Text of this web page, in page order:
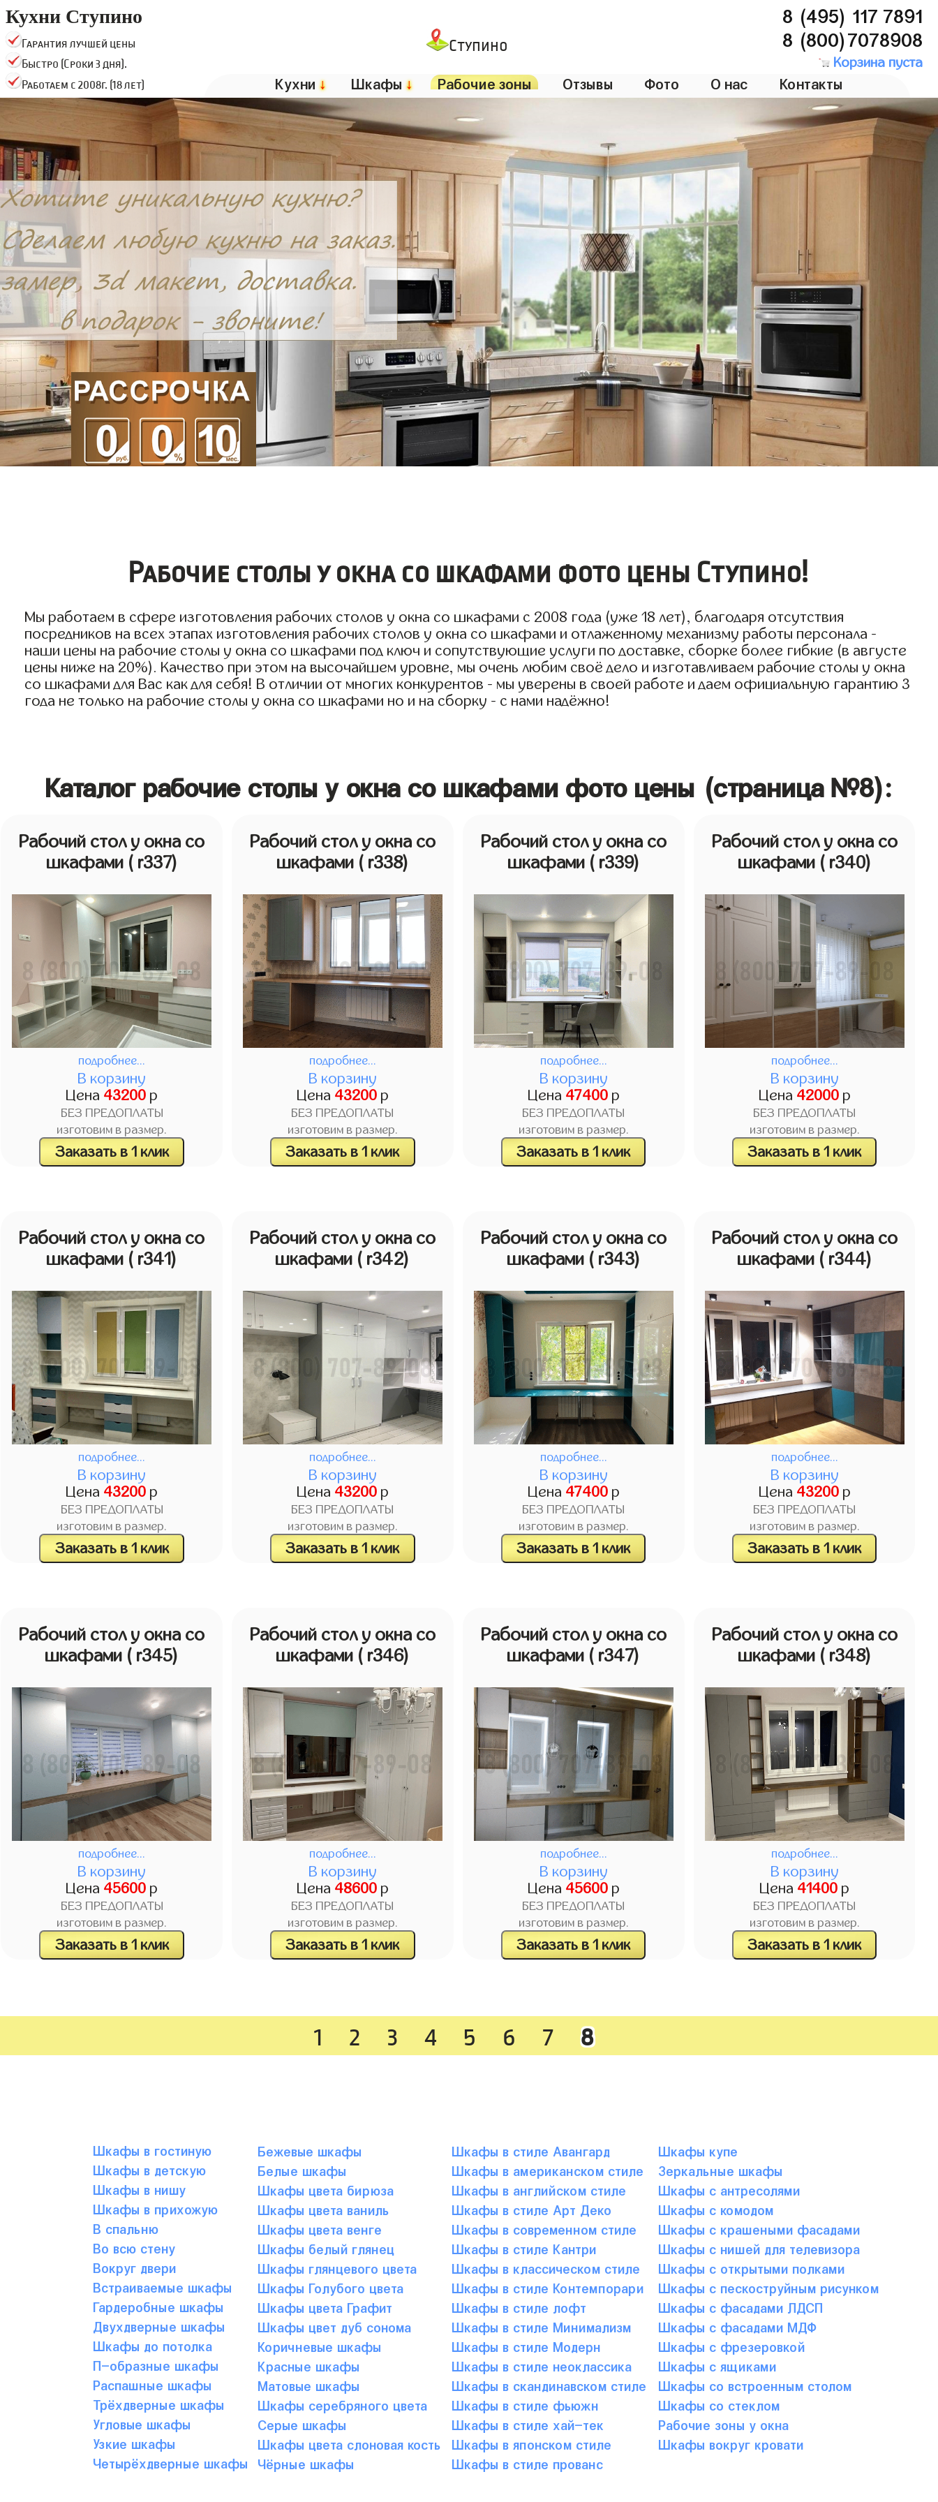
Кухни Ступино
Гарантия лучшей цены
Быстро (Сроки 3 дня).
Работаем с 2008г. (18 лет)
Ступино
8 (495) 117 7891
8 (800)7078908
Корзина пуста
Кухни↓ Шкафы↓ Рабочие зоны Отзывы Фото О нас Контакты
Рабочие столы у окна со шкафами фото цены Ступино!
Мы работаем в сфере изготовления рабочих столов у окна со шкафами с 2008 года (уже 18 лет), благодаря отсутствия
посредников на всех этапах изготовления рабочих столов у окна со шкафами и отлаженному механизму работы персонала -
наши цены на рабочие столы у окна со шкафами под ключ и сопутствующие услуги по доставке, сборке более гибкие (в августе
цены ниже на 20%). Качество при этом на высочайшем уровне, мы очень любим своё дело и изготавливаем рабочие столы у окна
со шкафами для Вас как для себя! В отличии от многих конкурентов - мы уверены в своей работе и даем официальную гарантию 3
года не только на рабочие столы у окна со шкафами но и на сборку - с нами надёжно!
Каталог рабочие столы у окна со шкафами фото цены (страница №8):
Рабочий стол у окна со
шкафами ( r337)
подробнее...
В корзину
Цена 43200 р
БЕЗ ПРЕДОПЛАТЫ
изготовим в размер.
Заказать в 1 клик
Рабочий стол у окна со
шкафами ( r338)
подробнее...
В корзину
Цена 43200р
БЕЗ ПРЕДОПЛАТЫ
изготовим в размер.
Заказать в 1 клик
Рабочий стол у окна со
шкафами ( r339)
подробнее...
В корзину
Цена 47400р
БЕЗ ПРЕДОПЛАТЫ
изготовим в размер.
Заказать в 1 клик
Рабочий стол у окна со
шкафами ( r340)
подробнее...
В корзину
Цена 42000р
БЕЗ ПРЕДОПЛАТЫ
изготовим в размер.
Заказать в 1 клик
Рабочий стол у окна со
шкафами ( r341)
подробнее...
В корзину
Цена 43200 р
БЕЗ ПРЕДОПЛАТЫ
изготовим в размер.
Заказать в 1 клик
Рабочий стол у окна со
шкафами ( r342)
подробнее...
В корзину
Цена 43200р
БЕЗ ПРЕДОПЛАТЫ
изготовим в размер.
Заказать в 1 клик
Рабочий стол у окна со
шкафами ( r343)
подробнее...
В корзину
Цена 47400р
БЕЗ ПРЕДОПЛАТЫ
изготовим в размер.
Заказать в 1 клик
Рабочий стол у окна со
шкафами ( r344)
подробнее...
В корзину
Цена 43200р
БЕЗ ПРЕДОПЛАТЫ
изготовим в размер.
Заказать в 1 клик
Рабочий стол у окна со
шкафами ( r345)
подробнее...
В корзину
Цена 45600 р
БЕЗ ПРЕДОПЛАТЫ
изготовим в размер.
Заказать в 1 клик
Рабочий стол у окна со
шкафами ( r346)
подробнее...
В корзину
Цена 48600р
БЕЗ ПРЕДОПЛАТЫ
изготовим в размер.
Заказать в 1 клик
Рабочий стол у окна со
шкафами ( r347)
подробнее...
В корзину
Цена 45600р
БЕЗ ПРЕДОПЛАТЫ
изготовим в размер.
Заказать в 1 клик
Рабочий стол у окна со
шкафами ( r348)
подробнее...
В корзину
Цена 41400 р
БЕЗ ПРЕДОПЛАТЫ
изготовим в размер.
Заказать в 1 клик
1 2 3 4 5 6 7 8
Шкафы в гостиную Бежевые шкафы Шкафы в стиле Авангард
Шкафы купе
Шкафы в детскую
Белые шкафы Шкафы в американском стиле
Зеркальные шкафы
Шкафы в нишу
Шкафы цвета бирюза Шкафы в английском стиле
Шкафы с антресолями
Шкафы в прихожую
Шкафы цвета ваниль Шкафы в стиле Арт Деко
Шкафы с комодом
В спальню
Шкафы цвета венге Шкафы в современном стиле
Шкафы с крашеными фасадами
Во всю стену
Шкафы белый глянец Шкафы в стиле Кантри
Шкафы с нишей для телевизора
Вокруг двери
Шкафы глянцевого цвета Шкафы в классическом стиле
Шкафы с открытыми полками
Встраиваемые шкафы
Шкафы Голубого цвета Шкафы в стиле Контемпорари
Шкафы с пескоструйным рисунком
Гардеробные шкафы
Шкафы цвета Графит Шкафы в стиле лофт
Шкафы с фасадами ЛДСП
Двухдверные шкафы
Шкафы цвет дуб сонома Шкафы в стиле Минимализм
Шкафы с фасадами МДФ
Шкафы до потолка
Коричневые шкафы Шкафы в стиле Модерн
Шкафы с фрезеровкой
П-образные шкафы
Красные шкафы Шкафы в стиле неоклассика
Шкафы с ящиками
Распашные шкафы
Матовые шкафы Шкафы в скандинавском стиле
Шкафы со встроенным столом
Трёхдверные шкафы
Шкафы серебряного цвета Шкафы в стиле фьюжн
Шкафы со стеклом
Угловые шкафы
Серые шкафы Шкафы в стиле хай-тек
Рабочие зоны у окна
Узкие шкафы
Шкафы цвета слоновая кость Шкафы в японском стиле
Шкафы вокруг кровати
Четырёхдверные шкафы
Чёрные шкафы Шкафы в стиле прованс